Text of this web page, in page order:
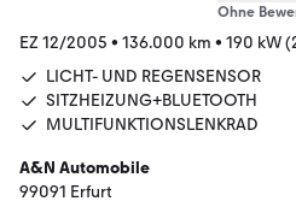
Ohne
EZ 12/2005 • 136.000 km • 190 kW
LICHT- UND REGENSENSOR
SITZHEIZUNG+BLUETOOTH
MULTIFUNKTIONSLENKRAD
A&N Automobile
99091 Erfurt